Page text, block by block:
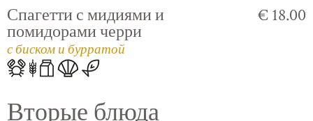
Спагетти с мидиями и
помидорами черри
с биском и бурратой
€ 18.00
Вторые блюда